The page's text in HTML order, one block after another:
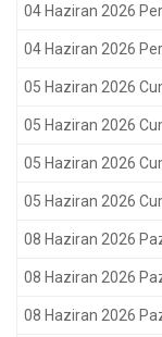
04 Haziran 2026
04 Haziran 2026
05 Haziran 2026
05 Haziran 2026
05 Haziran 2026
05 Haziran 2026
08 Haziran 2026
08 Haziran 2026
08 Haziran 2026